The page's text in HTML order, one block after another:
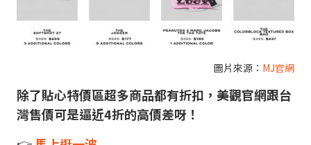
圖片來源： MJ官網
除了貼心特價區超多商品都有折扣，美觀官網跟台
灣售價可是逼近4折的高價差呀！